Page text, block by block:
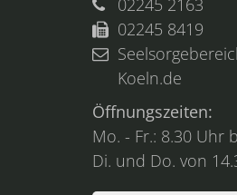
02245 8419
Koeln.de
Öffnungszeiten:
Mo. - Fr.: 8.30 Uhr
Di. und Do. von